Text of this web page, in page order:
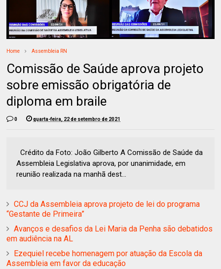
Home Assembleia RN
Comissão de Saúde aprova projeto
sobre emissão obrigatória de
diploma em braile
0 quarta-feira, 22 de setembro de 2021
Crédito da Foto: João Gilberto A Comissão de Saúde da
Assembleia Legislativa aprova, por unanimidade, em
reunião realizada na manhã dest...
CCJ da Assembleia aprova projeto de lei do programa
“Gestante de Primeira”
Avanços e desafios da Lei Maria da Penha são debatidos
em audiência na AL
Ezequiel recebe homenagem por atuação da Escola da
Assembleia em favor da educação